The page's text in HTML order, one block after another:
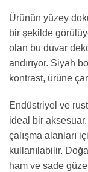
Ürünün yüzey
bir şekilde
olan bu duvar
andırıyor. Siyah
kontrast, ürüne
Endüstriyel ve
ideal bir
çalışma alanları
kullanılabilir.
ham ve sade